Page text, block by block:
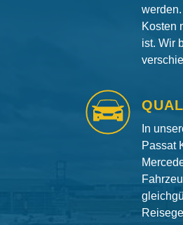
Kosten
ist. Wir
In
Passat